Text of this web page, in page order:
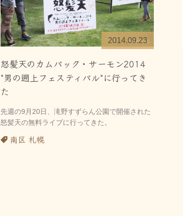
2014.09.23
怒髪天のカムバック・サーモン2014
"男の遡上フェスティバル"に行ってき
た
先週の9月20日、滝野すずらん公園で開催された
怒髪天の無料ライブに行ってきた。
南区 札幌